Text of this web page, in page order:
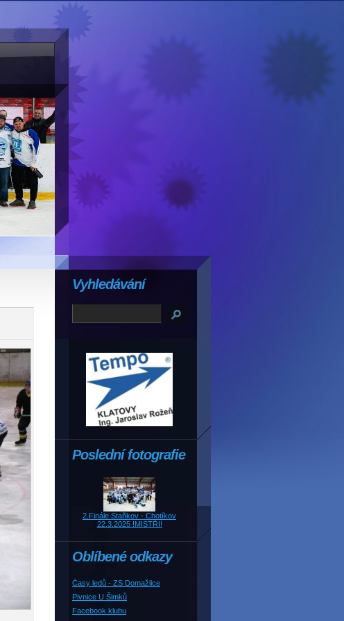
Poslední fotografie
2.Finále Staňkov - Chotíkov
22.3.2025 !MISTŘI!
Oblíbené odkazy
Časy ledů - ZS Domažlice
Pivnice U Šimků
Facebook klubu
Vyhledávání